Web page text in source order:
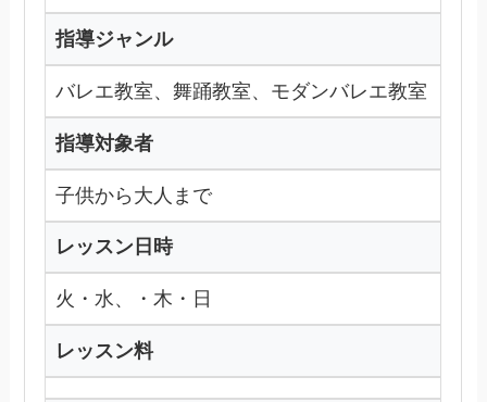
指導ジャンル
バレエ教室、舞踊教室、モダンバレエ教室
指導対象者
子供から大人まで
レッスン日時
火・水、・木・日
レッスン料